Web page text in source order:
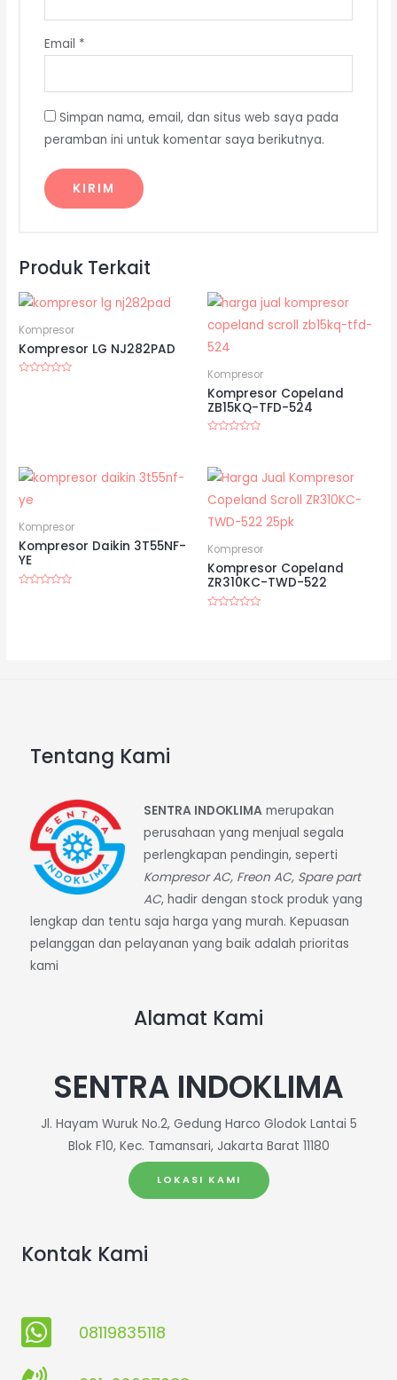
Email *
Simpan nama, email, dan situs web saya pada
peramban ini untuk komentar saya berikutnya.
Produk Terkait
Kompresor
Kompresor LG NJ282PAD
Kompresor
Kompresor Copeland
ZB15KQ-TFD-524
5
Kompresor
Kompresor Daikin 3T55NF-
YE
Kompresor
Kompresor Copeland
ZR310KC-TWD-522
Tentang Kami
SENTRA INDOKLIMAmerupakan
perusahaan yang menjual segala
perlengkapan pendingin, seperti
Kompresor AC, Freon AC, Spare part
AC, hadir dengan stock produk yang
lengkap dan tentu saja harga yang murah. Kepuasan
pelanggan dan pelayanan yang baik adalah prioritas
kami
Alamat Kami
SENTRA INDOKLIMA
Jl. Hayam Wuruk No.2, Gedung Harco Glodok Lantai 5
Blok F10, Kec. Tamansari, Jakarta Barat 11180
LOKASI KAMI
Kontak Kami
08119835118